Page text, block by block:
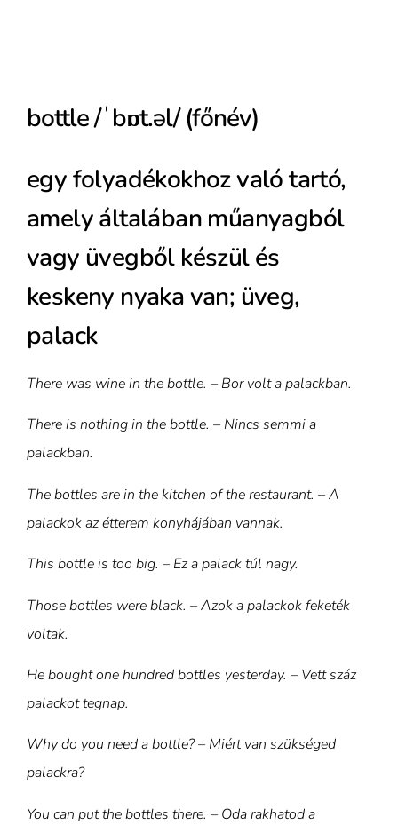
bottle /ˈbɒt.əl/ (főnév)
egy folyadékokhoz való tartó,
amely általában műanyagból
vagy üvegből készül és
keskeny nyaka van; üveg,
palack
There was wine in the bottle. – Bor volt a palackban.
There is nothing in the bottle. – Nincs semmi a
palackban.
The bottles are in the kitchen of the restaurant. – A
palackok az étterem konyhájában vannak.
This bottle is too big. – Ez a palack túl nagy.
Those bottles were black. – Azok a palackok feketék
voltak.
He bought one hundred bottles yesterday. – Vett száz
palackot tegnap.
Why do you need a bottle? – Miért van szükséged
palackra?
You can put the bottles there. – Oda rakhatod a